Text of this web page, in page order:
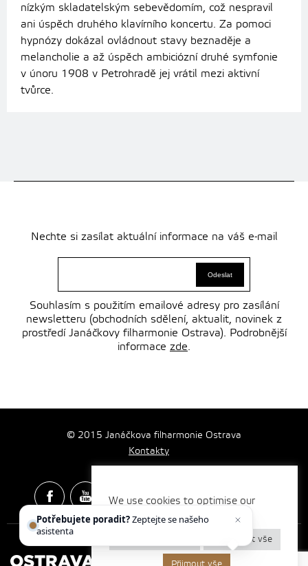
nízkým skladatelským sebevědomím, což nespravil
ani úspěch druhého klavírního koncertu. Za pomoci
hypnózy dokázal ovládnout stavy beznaděje a
melancholie a až úspěch ambiciózní druhé symfonie
v únoru 1908 v Petrohradě jej vrátil mezi aktivní
tvůrce.
Nechte si zasílat aktuální informace na váš e-mail
Souhlasím s použitím emailové adresy pro zasílání
newsletteru (obchodních sdělení, aktualit, novinek z
prostředí Janáčkovy filharmonie Ostrava). Podrobnější
informace zde.
© 2015 Janáčkova filharmonie Ostrava
Kontakty
Spotify & Itunes Icons made byFreepik fromwww.flaticon.com
We use cookies to optimise our
website and our services.
Odmítnout vše
Potřebujete poradit?Zeptejte se našeho
asistenta